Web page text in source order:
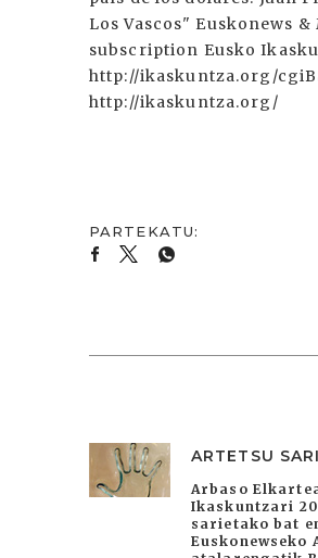
ARTETSU
Arbaso
Ikaskuntzari
sarietako bat
Euskonewseko